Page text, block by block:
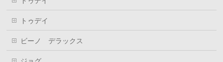
トゥデイ
ビーノ デラックス